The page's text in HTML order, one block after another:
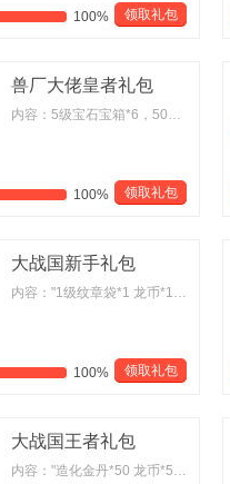
100% 领取礼包
兽厂大佬皇者礼包
内容：5级宝石宝箱*6，500灵兽气息*4，50万元宝(绑)*4，白虎灵珠(中)*15
100% 领取礼包
大战国新手礼包
内容："1级纹章袋*1 龙币*1000 100万元宝*1"
100% 领取礼包
大战国王者礼包
内容："造化金丹*50 龙币*5000 圣装之灵*10 藏宝图*1"